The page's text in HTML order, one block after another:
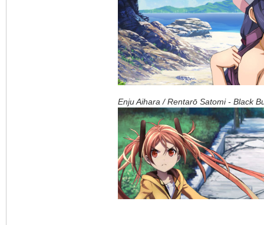
Enju Aihara / Rentarō Satomi - Black